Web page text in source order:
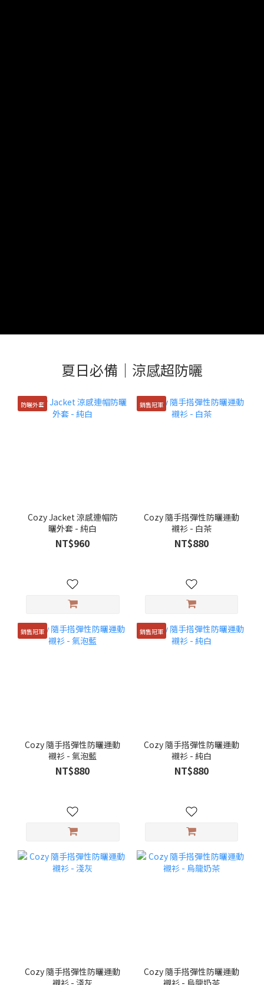
夏日必備｜涼感超防曬
防曬外套
Cozy Jacket 涼感連帽防
曬外套 - 純白
NT$960
銷售冠軍
Cozy 隨手搭彈性防曬運動
襯衫 - 白茶
NT$880
銷售冠軍
Cozy 隨手搭彈性防曬運動
襯衫 - 氣泡藍
NT$880
銷售冠軍
Cozy 隨手搭彈性防曬運動
襯衫 - 純白
NT$880
Cozy 隨手搭彈性防曬運動
Cozy 隨手搭彈性防曬運動